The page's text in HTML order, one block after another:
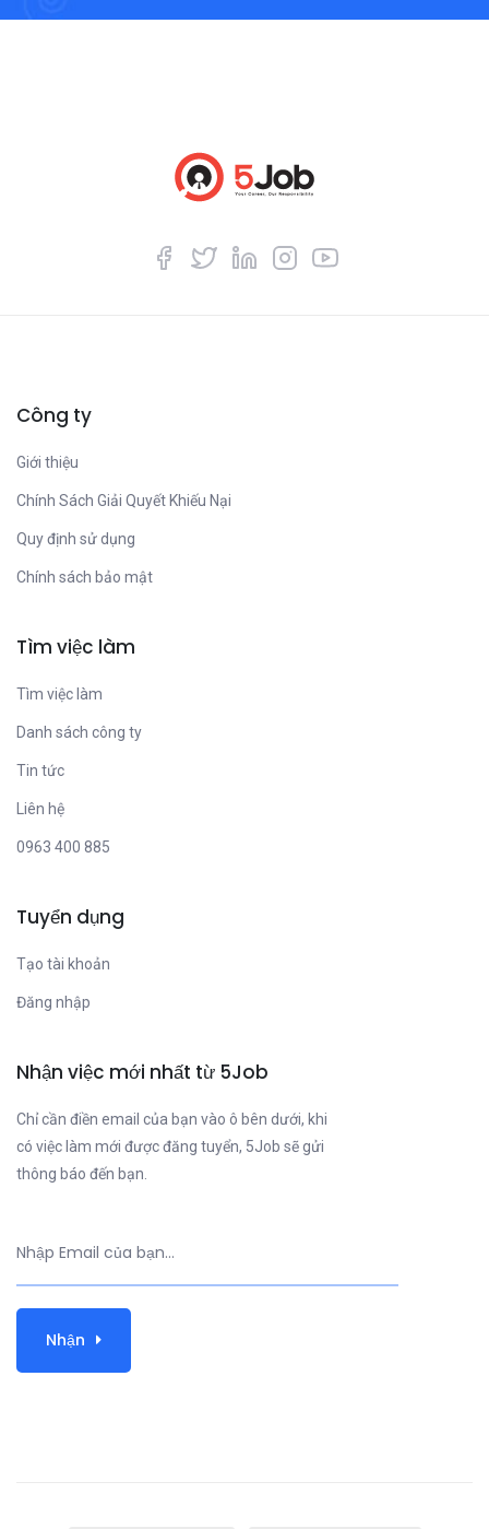
Công ty
Giới thiệu
Chính Sách Giải Quyết Khiếu Nại
Quy định sử dụng
Chính sách bảo mật
Tìm việc làm
Tìm việc làm
Danh sách công ty
Tin tức
Liên hệ
0963 400 885
Tuyển dụng
Tạo tài khoản
Đăng nhập
Nhận việc mới nhất từ 5Job
Chỉ cần điền email của bạn vào ô bên dưới, khi
có việc làm mới được đăng tuyển, 5Job sẽ gửi
thông báo đến bạn.
Nhận